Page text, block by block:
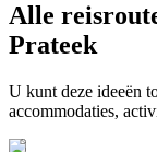
Alle
Prateek
U kunt deze ideeën
accommodaties,